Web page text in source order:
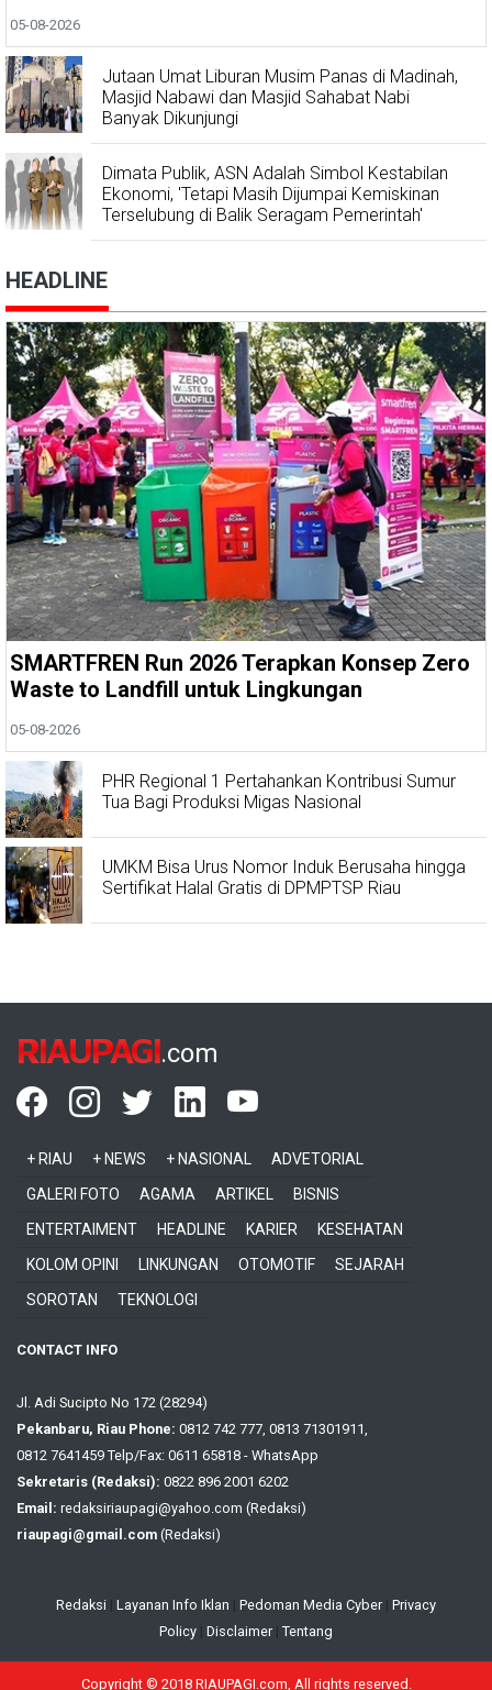
05-08-2026
Jutaan Umat Liburan Musim Panas di Madinah,
Masjid Nabawi dan Masjid Sahabat Nabi
Banyak Dikunjungi
Dimata Publik, ASN Adalah Simbol Kestabilan
Ekonomi, 'Tetapi Masih Dijumpai Kemiskinan
Terselubung di Balik Seragam Pemerintah'
HEADLINE
SMARTFREN Run 2026 Terapkan Konsep Zero
Waste to Landfill untuk Lingkungan
05-08-2026
PHR Regional 1 Pertahankan Kontribusi Sumur
Tua Bagi Produksi Migas Nasional
UMKM Bisa Urus Nomor Induk Berusaha hingga
Sertifikat Halal Gratis di DPMPTSP Riau
RIAUPAGI.com
+ RIAU + NEWS + NASIONAL
ADVETORIAL
GALERI FOTO
AGAMA ARTIKEL
BISNIS
ENTERTAIMENT
HEADLINE KARIER
KESEHATAN
KOLOM OPINI
LINKUNGAN OTOMOTIF
SEJARAH
SOROTAN
TEKNOLOGI
CONTACT INFO
Jl. Adi Sucipto No 172 (28294)
Pekanbaru, Riau Phone: 0812 742 777, 0813 71301911,
0812 7641459 Telp/Fax: 0611 65818 - WhatsApp
Sekretaris (Redaksi): 0822 896 2001 6202
Email: redaksiriaupagi@yahoo.com (Redaksi)
riaupagi@gmail.com (Redaksi)
Redaksi Layanan Info Iklan Pedoman Media Cyber Privacy
Policy Disclaimer Tentang
Copyright © 2018 RIAUPAGI.com, All rights reserved.